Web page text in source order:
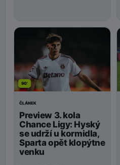
90'
ČLÁNEK
Preview 3. kola
Chance Ligy: Hyský
se udrží u kormidla,
Sparta opět klopýtne
venku